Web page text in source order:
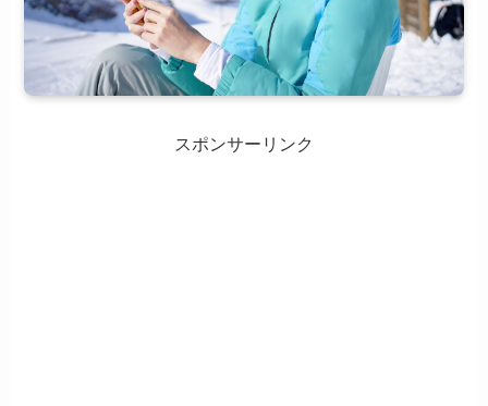
スポンサーリンク